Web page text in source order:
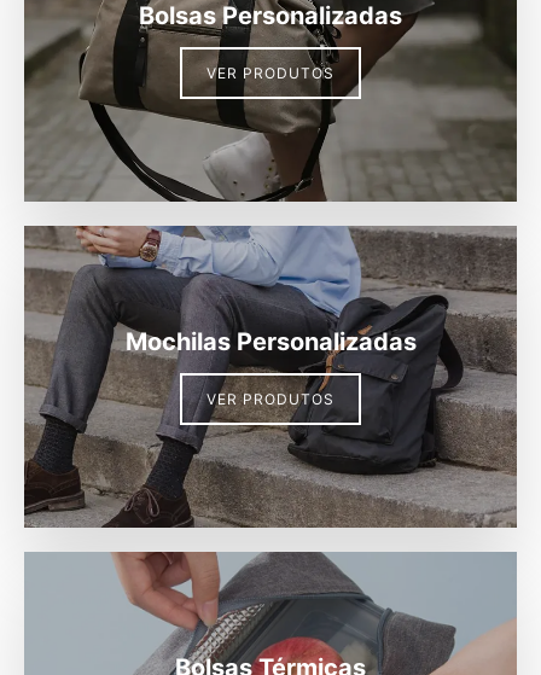
Bolsas Personalizadas
VER PRODUTOS
Mochilas Personalizadas
VER PRODUTOS
Bolsas Térmicas